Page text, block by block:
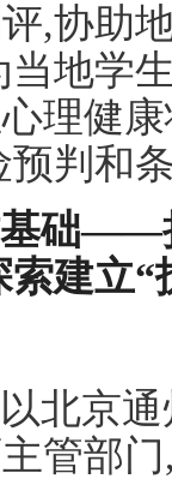
,协助
地学
理健
判和
础——
建立
北京
管部